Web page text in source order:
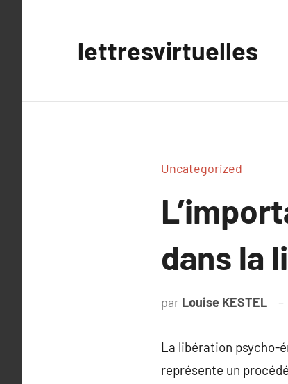
lettresvirtuelles
Uncategorized
dans la
par Louise KESTEL
La libération psycho-
représente un